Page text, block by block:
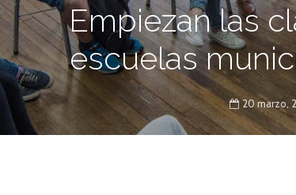
Empiezan las
escuelas
20 marzo,